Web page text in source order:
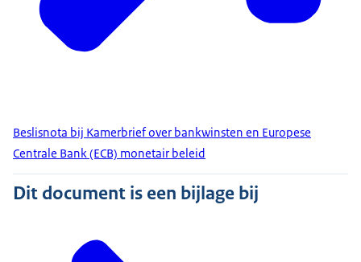
Beslisnota bij Kamerbrief over bankwinsten en Europese
Centrale Bank (ECB) monetair beleid
Dit document is een bijlage bij